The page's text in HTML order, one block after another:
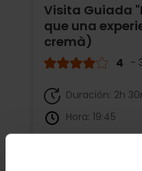
Visita Guiada
que una
cremà)
4 -
Duración: 2h
Hora: 19:45